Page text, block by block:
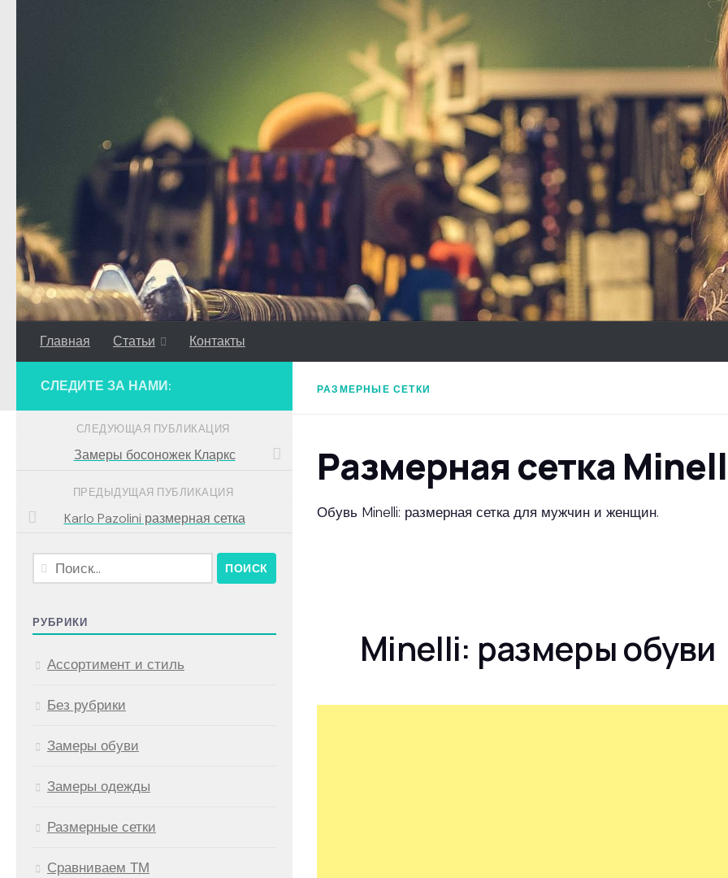
Главная Статьи Контакты
РАЗМЕРНЫЕ СЕТКИ
Размерная сетка
Обувь Minelli: размерная сетка для мужчин и женщин.
Minelli: размеры обуви
СЛЕДИТЕ ЗА НАМИ:
СЛЕДУЮЩАЯ ПУБЛИКАЦИЯ
Замеры босоножек Кларкс
ПРЕДЫДУЩАЯ ПУБЛИКАЦИЯ
Karlo Pazolini размерная сетка
Найти:
РУБРИКИ
Ассортимент и стиль
Без рубрики
Замеры обуви
Замеры одежды
Размерные сетки
Сравниваем ТМ